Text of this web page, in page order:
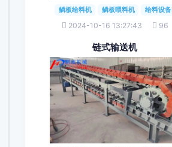
鳞板给料机 鳞板喂料机 给料设备
2024-10-16 13:27:43 96
链式输送机